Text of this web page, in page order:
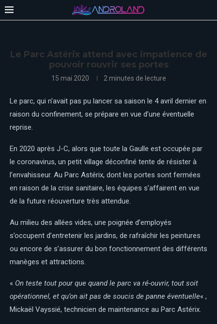
Le Parc Astérix attend avec impatience de
pouvoir rouvrir ses portes
15 mai 2020 2 minutes de lecture
Le parc, qui n’avait pas pu lancer sa saison le 4 avril dernier en
raison du confinement, se prépare en vue d’une éventuelle
reprise.
En 2020 après J-C, alors que toute la Gaulle est occupée par
le coronavirus, un petit village déconfiné tente de résister à
l’envahisseur. Au Parc Astérix, dont les portes sont fermées
en raison de la crise sanitaire, les équipes s’affairent en vue
de la future réouverture très attendue.
Au milieu des allées vides, une poignée d’employés
s’occupent d’entretenir les jardins, de rafraîchir les peintures
ou encore de s’assurer du bon fonctionnement des différents
manèges et attractions.
« On teste tout pour que quand le parc va ré-ouvrir, tout soit
opérationnel, et qu’on ait pas de soucis de panne éventuelle« ,
Mickaël Vayssié, technicien de maintenance au Parc Astérix.